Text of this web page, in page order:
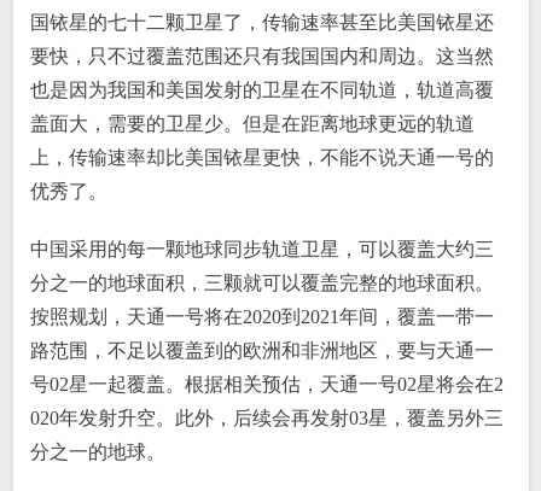
国铱星的七十二颗卫星了，传输速率甚至比美国铱星还
要快，只不过覆盖范围还只有我国国内和周边。这当然
也是因为我国和美国发射的卫星在不同轨道，轨道高覆
盖面大，需要的卫星少。但是在距离地球更远的轨道
上，传输速率却比美国铱星更快，不能不说天通一号的
优秀了。
中国采用的每一颗地球同步轨道卫星，可以覆盖大约三
分之一的地球面积，三颗就可以覆盖完整的地球面积。
按照规划，天通一号将在2020到2021年间，覆盖一带一
路范围，不足以覆盖到的欧洲和非洲地区，要与天通一
号02星一起覆盖。根据相关预估，天通一号02星将会在2
020年发射升空。此外，后续会再发射03星，覆盖另外三
分之一的地球。